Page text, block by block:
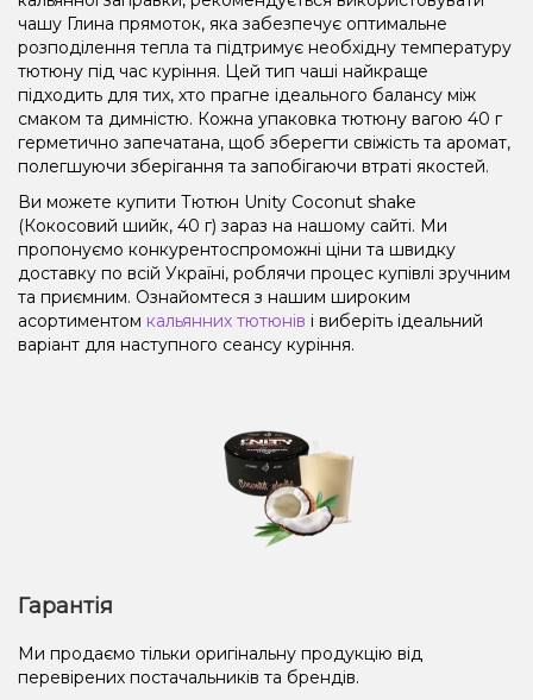
чашу Глина прямоток, яка забезпечує оптимальне
розподілення тепла та підтримує необхідну температуру
тютюну під час куріння. Цей тип чаші найкраще
підходить для тих, хто прагне ідеального балансу між
смаком та димністю. Кожна упаковка тютюну вагою 40 г
герметично запечатана, щоб зберегти свіжість та аромат,
полегшуючи зберігання та запобігаючи втраті якостей.
Ви можете купити Тютюн Unity Coconut shake
(Кокосовий шийк, 40 г) зараз на нашому сайті. Ми
пропонуємо конкурентоспроможні ціни та швидку
доставку по всій Україні, роблячи процес купівлі зручним
та приємним. Ознайомтеся з нашим широким
асортиментом кальянних тютюнів і виберіть ідеальний
варіант для наступного сеансу куріння.
Гарантія
Ми продаємо тільки оригінальну продукцію від
перевірених постачальників та брендів.